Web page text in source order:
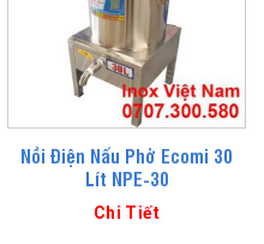
Nồi Điện Nấu Phở Ecomi 30
Lít NPE-30
Chi Tiết